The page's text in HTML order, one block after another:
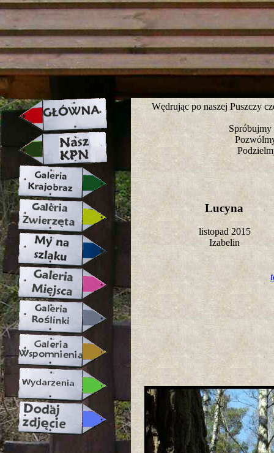
strona w naprawie zapraszamy
Wędrując po naszej Puszczy
Spróbujmy
Lucyna
listopad 2015
Izabelin